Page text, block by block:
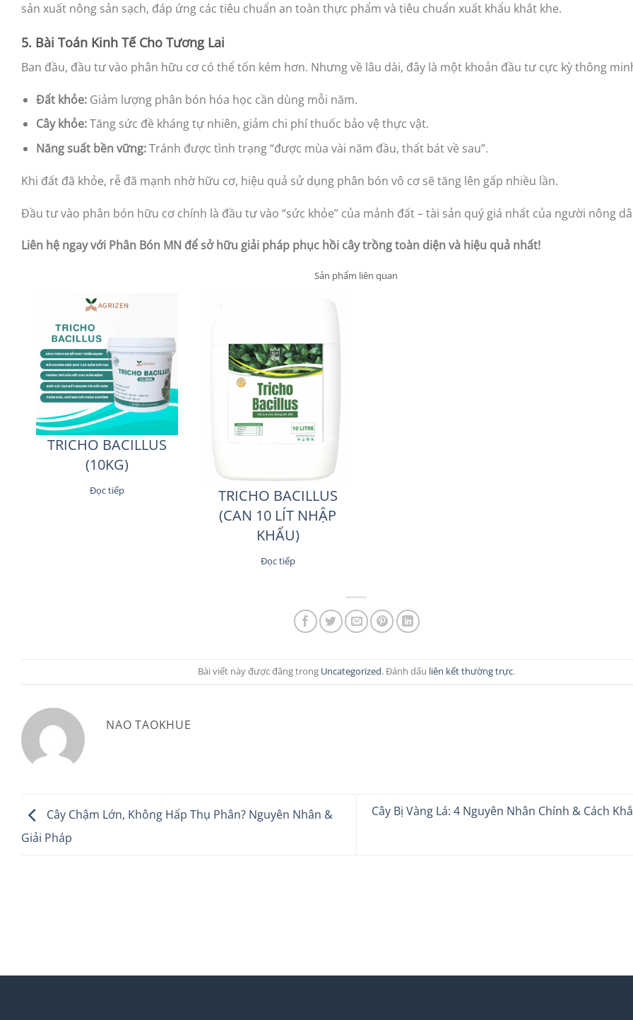
sản xuất nông sản sạch, đáp ứng các tiêu chuẩn an toàn thực phẩm và tiêu chuẩn xuất khẩu khắt khe.
5. Bài Toán Kinh Tế Cho Tương Lai
Ban đầu, đầu tư vào phân hữu cơ có thể tốn kém hơn. Nhưng về lâu dài, đây là một khoản đầu tư cực kỳ thông
Đất khỏe:Giảm lượng phân bón hóa học cần dùng mỗi năm.
Cây khỏe:Tăng sức đề kháng tự nhiên, giảm chi phí thuốc bảo vệ thực vật.
Năng suất bền vững:Tránh được tình trạng “được mùa vài năm đầu, thất bát về sau”.
Khi đất đã khỏe, rễ đã mạnh nhờ hữu cơ, hiệu quả sử dụng phân bón vô cơ sẽ tăng lên gấp nhiều lần.
Đầu tư vào phân bón hữu cơ chính là đầu tư vào “sức khỏe” của mảnh đất – tài sản quý giá nhất của người nông
Liên hệ ngay với Phân Bón MN để sở hữu giải pháp phục hồi cây trồng toàn diện và hiệu quả nhất!
Sản phẩm liên quan
TRICHO BACILLUS
(10KG)
Đọc tiếp
TRICHO BACILLUS
(CAN 10 LÍT NHẬP
KHẨU)
Đọc tiếp
Bài viết này được đăng trong Uncategorized. Đánh dấu liên kết thường trực.
NAO TAOKHUE
Cây Chậm Lớn, Không Hấp Thụ Phân? Nguyên Nhân &
Giải Pháp
Cây Bị Vàng Lá: 4 Nguyên Nhân Chính & Cách